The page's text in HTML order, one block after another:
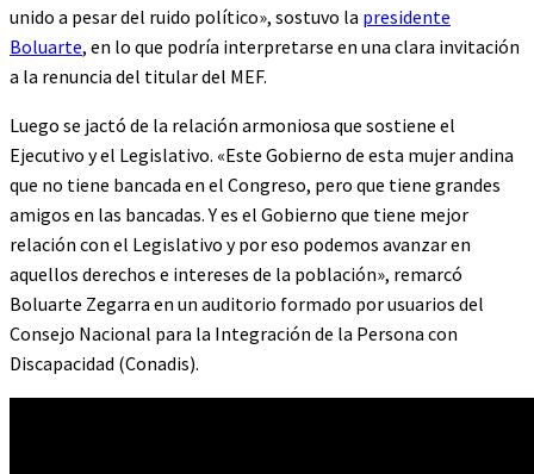
unido a pesar del ruido político», sostuvo la presidente
Boluarte, en lo que podría interpretarse en una clara invitación
a la renuncia del titular del MEF.
Luego se jactó de la relación armoniosa que sostiene el
Ejecutivo y el Legislativo. «Este Gobierno de esta mujer andina
que no tiene bancada en el Congreso, pero que tiene grandes
amigos en las bancadas. Y es el Gobierno que tiene mejor
relación con el Legislativo y por eso podemos avanzar en
aquellos derechos e intereses de la población», remarcó
Boluarte Zegarra en un auditorio formado por usuarios del
Consejo Nacional para la Integración de la Persona con
Discapacidad (Conadis).